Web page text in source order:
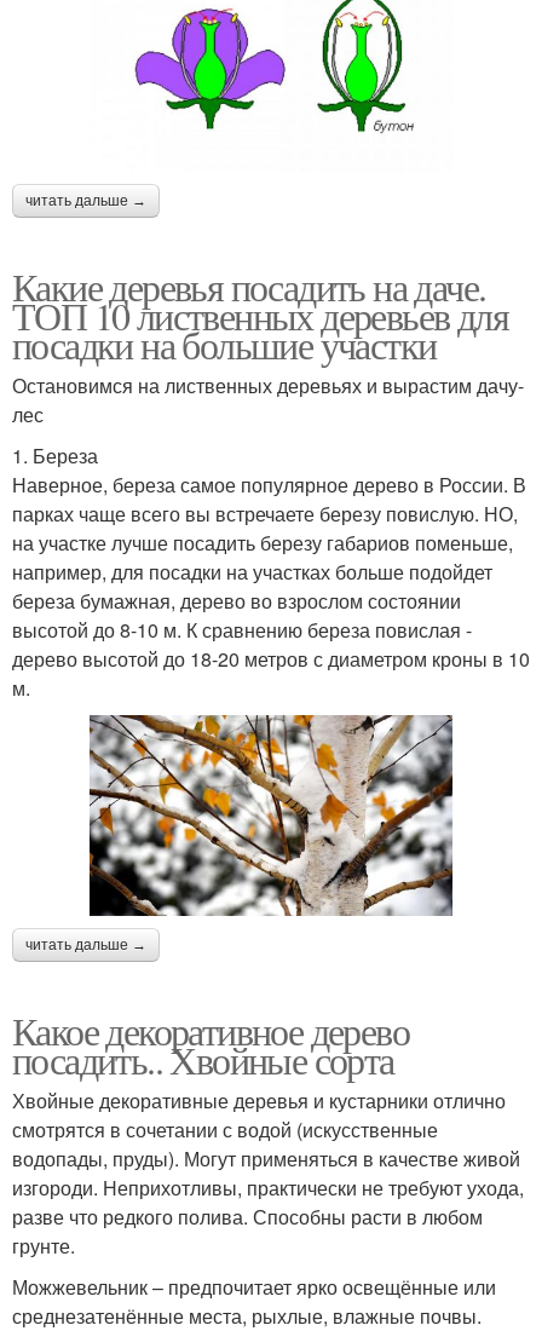
читать дальше →
Какие деревья посадить на даче.
ТОП 10 лиственных деревьев для
посадки на большие участки
Остановимся на лиственных деревьях и вырастим дачу-
лес
1. Береза
Наверное, береза самое популярное дерево в России. В
парках чаще всего вы встречаете березу повислую. НО,
на участке лучше посадить березу габариов поменьше,
например, для посадки на участках больше подойдет
береза бумажная, дерево во взрослом состоянии
высотой до 8-10 м. К сравнению береза повислая -
дерево высотой до 18-20 метров с диаметром кроны в 10
м.
читать дальше →
Какое декоративное дерево
посадить.. Хвойные сорта
Хвойные декоративные деревья и кустарники отлично
смотрятся в сочетании с водой (искусственные
водопады, пруды). Могут применяться в качестве живой
изгороди. Неприхотливы, практически не требуют ухода,
разве что редкого полива. Способны расти в любом
грунте.
Можжевельник – предпочитает ярко освещённые или
среднезатенённые места, рыхлые, влажные почвы.